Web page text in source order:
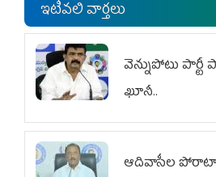
ఇటీవలి వార్తలు
వెన్నుపోటు
ఖూనీ..
ఆదివాసీల